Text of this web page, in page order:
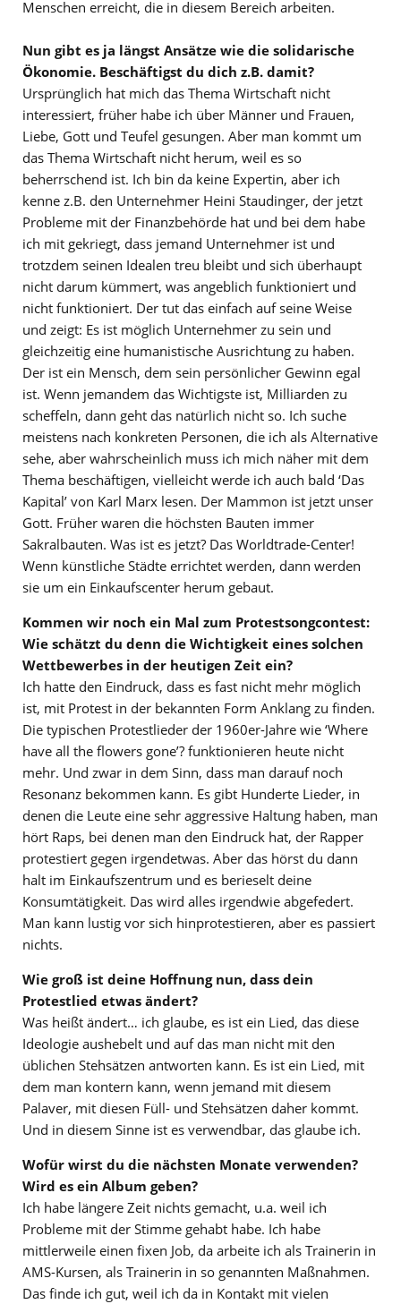
Menschen erreicht, die in diesem Bereich arbeiten.
Nun gibt es ja längst Ansätze wie die solidarische
Ökonomie. Beschäftigst du dich z.B. damit?
Ursprünglich hat mich das Thema Wirtschaft nicht
interessiert, früher habe ich über Männer und Frauen,
Liebe, Gott und Teufel gesungen. Aber man kommt um
das Thema Wirtschaft nicht herum, weil es so
beherrschend ist. Ich bin da keine Expertin, aber ich
kenne z.B. den Unternehmer Heini Staudinger, der jetzt
Probleme mit der Finanzbehörde hat und bei dem habe
ich mit gekriegt, dass jemand Unternehmer ist und
trotzdem seinen Idealen treu bleibt und sich überhaupt
nicht darum kümmert, was angeblich funktioniert und
nicht funktioniert. Der tut das einfach auf seine Weise
und zeigt: Es ist möglich Unternehmer zu sein und
gleichzeitig eine humanistische Ausrichtung zu haben.
Der ist ein Mensch, dem sein persönlicher Gewinn egal
ist. Wenn jemandem das Wichtigste ist, Milliarden zu
scheffeln, dann geht das natürlich nicht so. Ich suche
meistens nach konkreten Personen, die ich als Alternative
sehe, aber wahrscheinlich muss ich mich näher mit dem
Thema beschäftigen, vielleicht werde ich auch bald ‘Das
Kapital’ von Karl Marx lesen. Der Mammon ist jetzt unser
Gott. Früher waren die höchsten Bauten immer
Sakralbauten. Was ist es jetzt? Das Worldtrade-Center!
Wenn künstliche Städte errichtet werden, dann werden
sie um ein Einkaufscenter herum gebaut.
Kommen wir noch ein Mal zum Protestsongcontest:
Wie schätzt du denn die Wichtigkeit eines solchen
Wettbewerbes in der heutigen Zeit ein?
Ich hatte den Eindruck, dass es fast nicht mehr möglich
ist, mit Protest in der bekannten Form Anklang zu finden.
Die typischen Protestlieder der 1960er-Jahre wie ‘Where
have all the flowers gone’? funktionieren heute nicht
mehr. Und zwar in dem Sinn, dass man darauf noch
Resonanz bekommen kann. Es gibt Hunderte Lieder, in
denen die Leute eine sehr aggressive Haltung haben, man
hört Raps, bei denen man den Eindruck hat, der Rapper
protestiert gegen irgendetwas. Aber das hörst du dann
halt im Einkaufszentrum und es berieselt deine
Konsumtätigkeit. Das wird alles irgendwie abgefedert.
Man kann lustig vor sich hinprotestieren, aber es passiert
nichts.
Wie groß ist deine Hoffnung nun, dass dein
Protestlied etwas ändert?
Was heißt ändert… ich glaube, es ist ein Lied, das diese
Ideologie aushebelt und auf das man nicht mit den
üblichen Stehsätzen antworten kann. Es ist ein Lied, mit
dem man kontern kann, wenn jemand mit diesem
Palaver, mit diesen Füll- und Stehsätzen daher kommt.
Und in diesem Sinne ist es verwendbar, das glaube ich.
Wofür wirst du die nächsten Monate verwenden?
Wird es ein Album geben?
Ich habe längere Zeit nichts gemacht, u.a. weil ich
Probleme mit der Stimme gehabt habe. Ich habe
mittlerweile einen fixen Job, da arbeite ich als Trainerin in
AMS-Kursen, als Trainerin in so genannten Maßnahmen.
Das finde ich gut, weil ich da in Kontakt mit vielen